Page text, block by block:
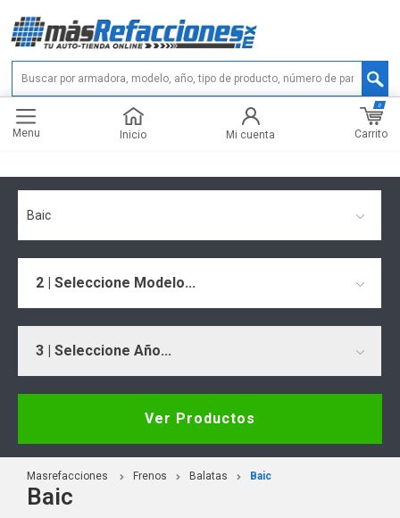
Menu Inicio Mi cuenta Carrito
0
Baic
2 | Seleccione Modelo...
3 | Seleccione Año...
Ver Productos
Masrefacciones Frenos Balatas Baic
Baic